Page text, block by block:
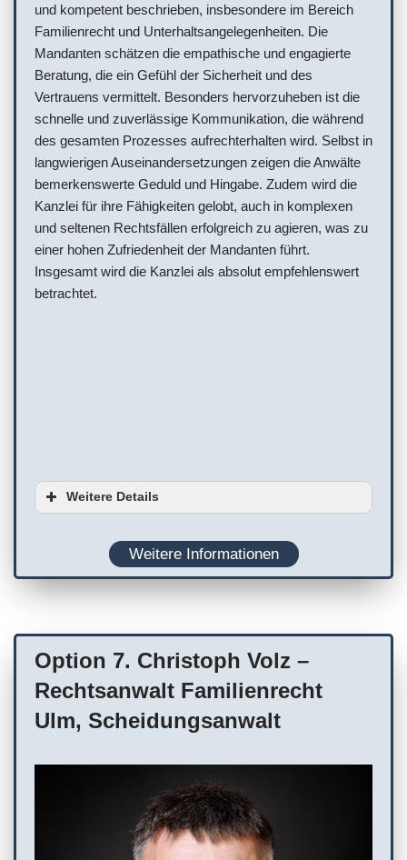
und kompetent beschrieben, insbesondere im Bereich
Familienrecht und Unterhaltsangelegenheiten. Die
Mandanten schätzen die empathische und engagierte
Beratung, die ein Gefühl der Sicherheit und des
Vertrauens vermittelt. Besonders hervorzuheben ist die
schnelle und zuverlässige Kommunikation, die während
des gesamten Prozesses aufrechterhalten wird. Selbst in
langwierigen Auseinandersetzungen zeigen die Anwälte
bemerkenswerte Geduld und Hingabe. Zudem wird die
Kanzlei für ihre Fähigkeiten gelobt, auch in komplexen
und seltenen Rechtsfällen erfolgreich zu agieren, was zu
einer hohen Zufriedenheit der Mandanten führt.
Insgesamt wird die Kanzlei als absolut empfehlenswert
betrachtet.
Weitere Details
Weitere Informationen
Option 7. Christoph Volz –
Rechtsanwalt Familienrecht
Ulm, Scheidungsanwalt